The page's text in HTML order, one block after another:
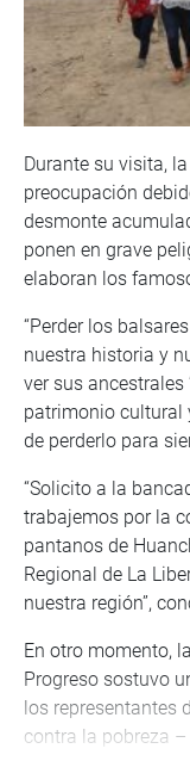
Durante su visita,
preocupación
desmonte
ponen en grave
elaboran los
“Perder los
nuestra historia y
ver sus ancestrales
patrimonio cultural
de perderlo para
“Solicito a la
trabajemos por la
pantanos de
Regional de La
nuestra región”,
En otro momento,
Progreso sostuvo
los representantes
contra la pobreza –